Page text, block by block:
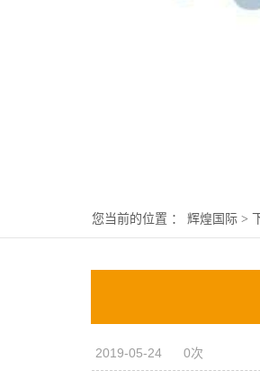
您当前的位置 ： 辉煌国际 >
2019-05-24 0次